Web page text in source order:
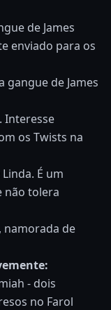
de James
enviado para os
de James
Interesse
os Twists na
É um
não tolera
namorada de
- dois
no Farol